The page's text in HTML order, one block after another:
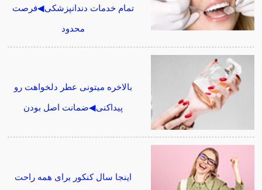
تمام خدمات دندانپزشکی◀فرصت
محدود
بالاخره میتونی عطر دلخواهت رو
پیداکنی◀ضمانت اصل بودن
اینجا سال کنکور برای همه راحت